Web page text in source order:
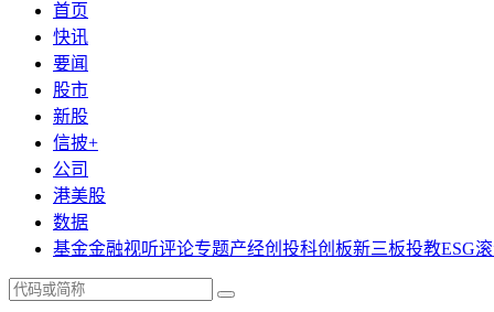
首页
快讯
要闻
股市
新股
信披+
公司
港美股
数据
基金金融视听评论专题产经创投科创板新三板投教ESG